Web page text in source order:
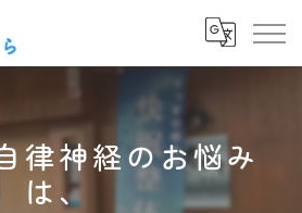
律神経のお悩み
は、